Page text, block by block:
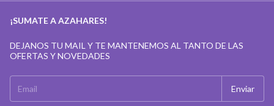
¡SUMATE A AZAHARES!
DEJANOS TU MAIL Y TE MANTENEMOS AL TANTO DE LAS
OFERTAS Y NOVEDADES